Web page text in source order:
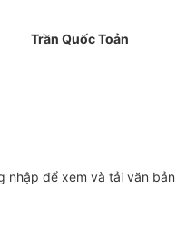
Trần Quốc Toản
nhập để xem và tải văn bản